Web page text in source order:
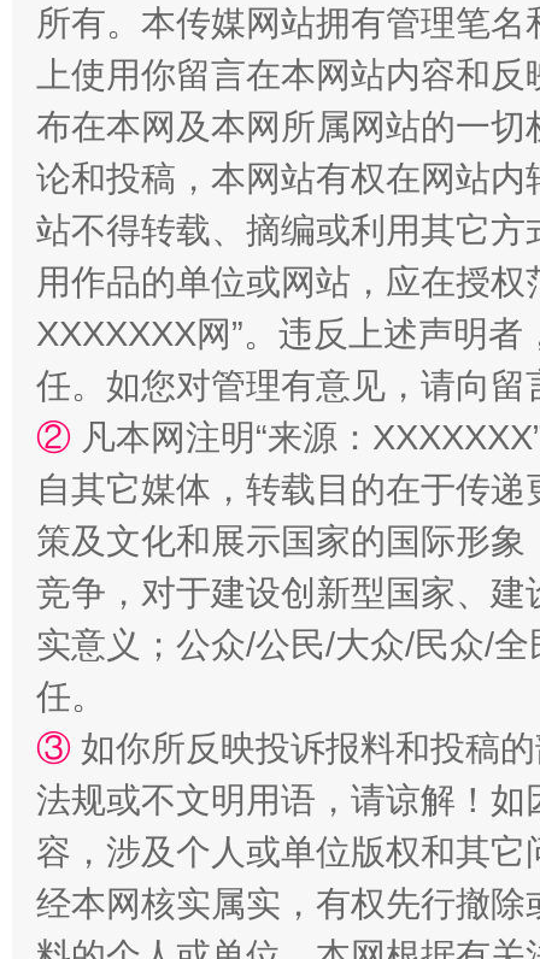
一颗心始终滚烫 还
所有。本传媒网站拥有管理笔
上使用你留言在本网站内容和
布在本网及本网所属网站的一
论和投稿，本网站有权在网站
站不得转载、摘编或利用其它
用作品的单位或网站，应在授
XXXXXXX网”。违反上述声明
任。如您对管理有意见，请向
② 凡本网注明“来源：
自其它媒体，转载目的在于传
策及文化和展示国家的国际形
竞争，对于建设创新型国家、
实意义；公众/公民/大众/民众/
任。
③ 如你所反映投诉报料和投稿
法规或不文明用语，请谅解！
容，涉及个人或单位版权和其它
经本网核实属实，有权先行撤